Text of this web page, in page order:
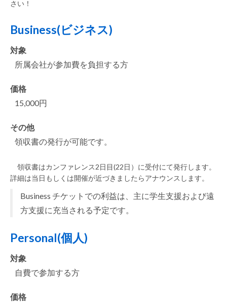
さい！
Business(ビジネス)
対象
所属会社が参加費を負担する方
価格
15,000円
その他
領収書の発行が可能です。
領収書はカンファレンス2日目(22日）に受付にて発行します。
詳細は当日もしくは開催が近づきましたらアナウンスします。
Business チケットでの利益は、主に学生支援および遠
方支援に充当される予定です。
Personal(個人)
対象
自費で参加する方
価格